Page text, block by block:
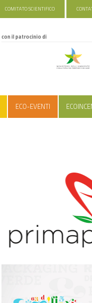
COMITATO SCIENTIFICO
con il patrocinio di
ECO-EVENTI